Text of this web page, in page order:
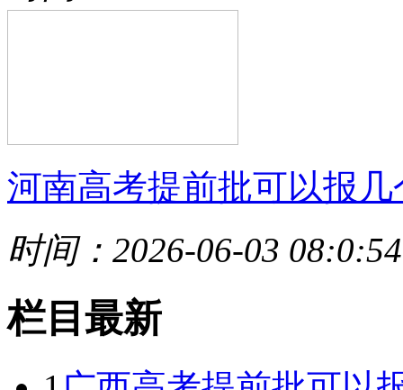
河南高考提前批可以报几
时间：2026-06-03 08:0:54
栏目最新